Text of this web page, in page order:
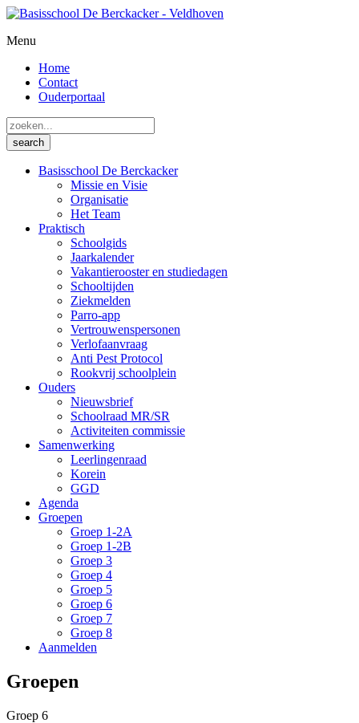
Menu
Home
Contact
Ouderportaal
Basisschool De Berckacker
Missie en Visie
Organisatie
Het Team
Praktisch
Schoolgids
Jaarkalender
Vakantierooster en studiedagen
Schooltijden
Ziekmelden
Parro-app
Vertrouwenspersonen
Verlofaanvraag
Anti Pest Protocol
Rookvrij schoolplein
Ouders
Nieuwsbrief
Schoolraad MR/SR
Activiteiten commissie
Samenwerking
Leerlingenraad
Korein
GGD
Agenda
Groepen
Groep 1-2A
Groep 1-2B
Groep 3
Groep 4
Groep 5
Groep 6
Groep 7
Groep 8
Aanmelden
Groepen
Groep 6